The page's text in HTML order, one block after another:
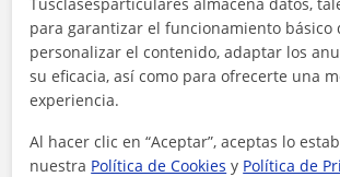
Al hacer clic, aceptas nuestroaviso legaly de
Contactar ahora
para garantizar el funcionamiento básico
personalizar el contenido, adaptar los
su eficacia, así como para ofrecerte una
experiencia.
Al hacer clic en “Aceptar”, aceptas lo
nuestra Política de Cookies y Política de